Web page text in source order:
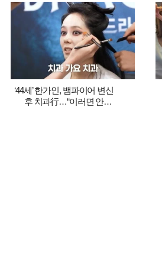
‘44세’ 한가인, 뱀파이어 변신
후 치과行…“이러면 안